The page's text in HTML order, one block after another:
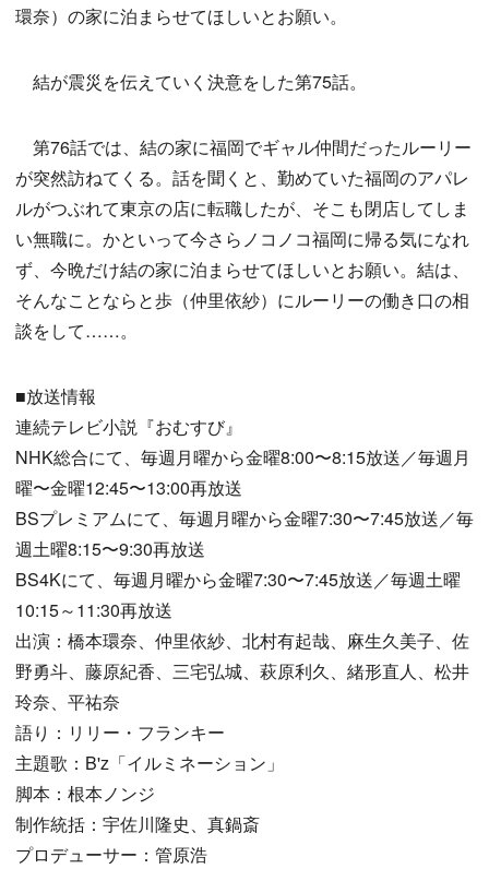
環奈）の家に泊まらせてほしいとお願い。
結が震災を伝えていく決意をした第75話。
第76話では、結の家に福岡でギャル仲間だったルーリー
が突然訪ねてくる。話を聞くと、勤めていた福岡のアパレ
ルがつぶれて東京の店に転職したが、そこも閉店してしま
い無職に。かといって今さらノコノコ福岡に帰る気になれ
ず、今晩だけ結の家に泊まらせてほしいとお願い。結は、
そんなことならと歩（仲里依紗）にルーリーの働き口の相
談をして……。
■放送情報
連続テレビ小説『おむすび』
NHK総合にて、毎週月曜から金曜8:00〜8:15放送／毎週月
曜〜金曜12:45〜13:00再放送
BSプレミアムにて、毎週月曜から金曜7:30〜7:45放送／毎
週土曜8:15〜9:30再放送
BS4Kにて、毎週月曜から金曜7:30〜7:45放送／毎週土曜
10:15～11:30再放送
出演：橋本環奈、仲里依紗、北村有起哉、麻生久美子、佐
野勇斗、藤原紀香、三宅弘城、萩原利久、緒形直人、松井
玲奈、平祐奈
語り：リリー・フランキー
主題歌：B'z「イルミネーション」
脚本：根本ノンジ
制作統括：宇佐川隆史、真鍋斎
プロデューサー：管原浩